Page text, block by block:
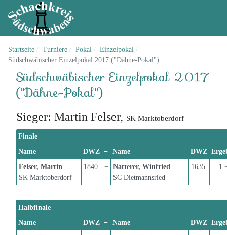
Startseite Turniere Pokal
Einzelpokal
Südschwäbischer Einzelpokal 2017 ("Dähne-Pokal")
Südschwäbischer Einzelpokal 2017
("Dähne-Pokal")
Sieger: Martin Felser, SK Marktoberdorf
Finale
Name
DWZ − Name DWZ
Felser, Martin
SK Marktoberdorf
1840 − Natterer, Winfried
SC Dietmannsried
1635 1
Halbfinale
Name
DWZ − Name DWZ